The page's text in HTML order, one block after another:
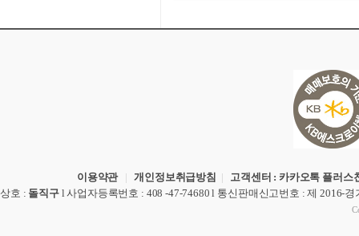
이용약관 |개인정보취급방침 | 고객센터 : 카카오톡 플러스
상호 : 돌직구 l사업자등록번호 : 408 -47-74680 l 통신판매신고번호 : 제 2016-